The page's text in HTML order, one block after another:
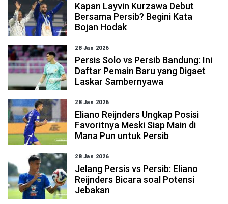
Kapan Layvin Kurzawa Debut
Bersama Persib? Begini Kata
Bojan Hodak
28 Jan 2026
Persis Solo vs Persib Bandung: Ini
Daftar Pemain Baru yang Digaet
Laskar Sambernyawa
28 Jan 2026
Eliano Reijnders Ungkap Posisi
Favoritnya Meski Siap Main di
Mana Pun untuk Persib
28 Jan 2026
Jelang Persis vs Persib: Eliano
Reijnders Bicara soal Potensi
Jebakan